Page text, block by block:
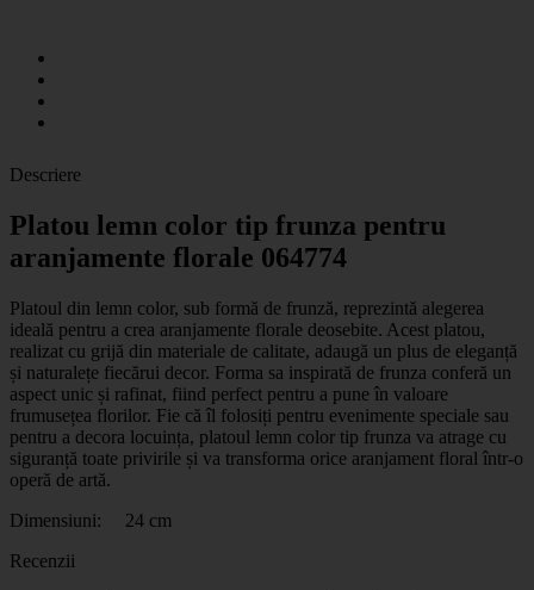
Descriere
Platou lemn color tip frunza pentru
aranjamente florale 064774
Platoul din lemn color, sub formă de frunză, reprezintă alegerea
ideală pentru a crea aranjamente florale deosebite. Acest platou,
realizat cu grijă din materiale de calitate, adaugă un plus de eleganță
și naturalețe fiecărui decor. Forma sa inspirată de frunza conferă un
aspect unic și rafinat, fiind perfect pentru a pune în valoare
frumusețea florilor. Fie că îl folosiți pentru evenimente speciale sau
pentru a decora locuința, platoul lemn color tip frunza va atrage cu
siguranță toate privirile și va transforma orice aranjament floral într-o
operă de artă.
Dimensiuni: 24 cm
Recenzii